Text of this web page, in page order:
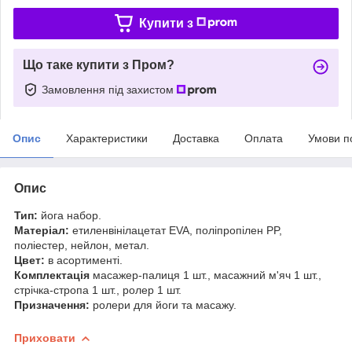
Купити з
Що таке купити з Пром?
Замовлення під захистом
Опис Характеристики Доставка Оплата Умови
Опис
Тип: йога набор.
Матеріал: етиленвінілацетат EVA, поліпропілен PP,
поліестер, нейлон, метал.
Цвет: в асортименті.
Комплектація масажер-палиця 1 шт., масажний м'яч 1 шт.,
стрічка-стропа 1 шт., ролер 1 шт.
Призначення: ролери для йоги та масажу.
Приховати